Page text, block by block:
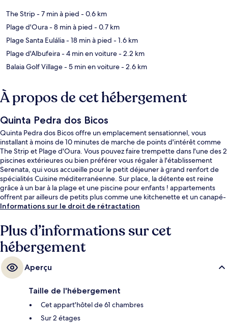
The Strip- 7 min à pied - 0.6 km
Plage d'Oura- 8 min à pied - 0.7 km
Plage Santa Eulália- 18 min à pied - 1.6 km
Plage d'Albufeira- 4 min en voiture- 2.2 km
Balaia Golf Village- 5 min en voiture- 2.6 km
À propos de cet hébergement
Quinta Pedra dos Bicos
Quinta Pedra dos Bicos offre un emplacement sensationnel, vous
installant à moins de 10 minutes de marche de points d'intérêt comme
The Strip et Plage d'Oura. Vous pouvez faire trempette dans l'une des 2
piscines extérieures ou bien préférer vous régaler à l'établissement
Serenata, qui vous accueille pour le petit déjeuner à grand renfort de
spécialités Cuisine méditerranéenne. Sur place, la détente est reine
grâce à un bar à la plage et une piscine pour enfants ! appartements
offrent par ailleurs de petits plus comme une kitchenette et un canapé-
lit. Pratique, non ?
Informations sur le droit de rétractation
Plus d’informations sur cet
hébergement
Aperçu
Taille de l'hébergement
Cet appart'hôtel de 61 chambres
Sur 2 étages